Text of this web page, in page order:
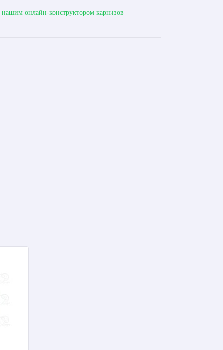
нашим онлайн-конструктором карнизов